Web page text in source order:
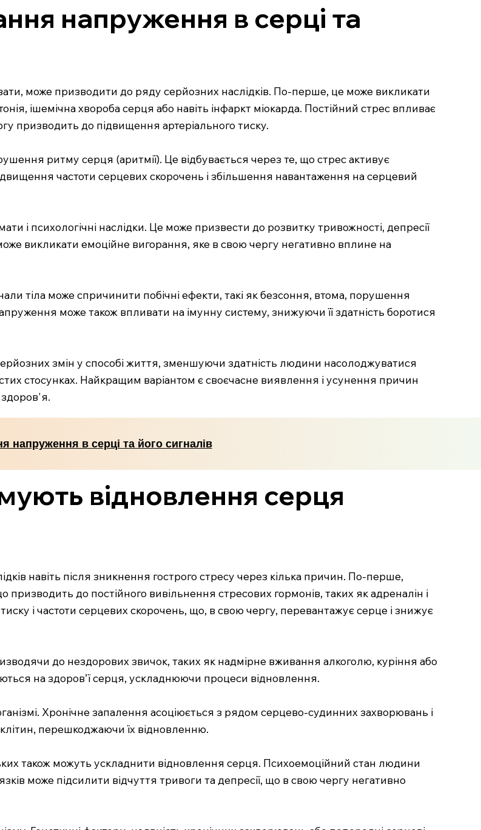
напруження в серці та
може призводити до ряду серйозних наслідків. По-перше, це може викликати
ішемічна хвороба серця або навіть інфаркт міокарда. Постійний стрес впливає
призводить до підвищення артеріального тиску.
ритму серця (аритмії). Це відбувається через те, що стрес активує
частоти серцевих скорочень і збільшення навантаження на серцевий
і психологічні наслідки. Це може призвести до розвитку тривожності, депресії
викликати емоційне вигорання, яке в свою чергу негативно вплине на
тіла може спричинити побічні ефекти, такі як безсоння, втома, порушення
може також впливати на імунну систему, знижуючи її здатність боротися
змін у способі життя, зменшуючи здатність людини насолоджуватися
стосунках. Найкращим варіантом є своєчасне виявлення і усунення причин
здоров'я.
напруження в серці та його сигналів
відновлення серця
навіть після зникнення гострого стресу через кілька причин. По-перше,
до постійного вивільнення стресових гормонів, таких як адреналін і
і частоти серцевих скорочень, що, в свою чергу, перевантажує серце і знижує
до нездорових звичок, таких як надмірне вживання алкоголю, куріння або
на здоров’ї серця, ускладнюючи процеси відновлення.
Хронічне запалення асоціюється з рядом серцево-судинних захворювань і
перешкоджаючи їх відновленню.
також можуть ускладнити відновлення серця. Психоемоційний стан людини
може підсилити відчуття тривоги та депресії, що в свою чергу негативно